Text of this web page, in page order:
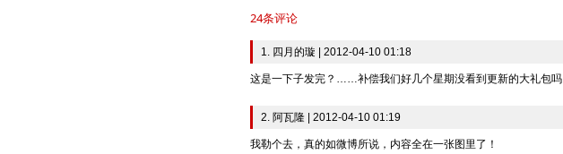
24条评论
1. 四月的璇 | 2012-04-10 01:18
这是一下子发完？……补偿我们好几个星期没看到更新的大礼包吗
2. 阿瓦隆 | 2012-04-10 01:19
我勒个去，真的如微博所说，内容全在一张图里了！